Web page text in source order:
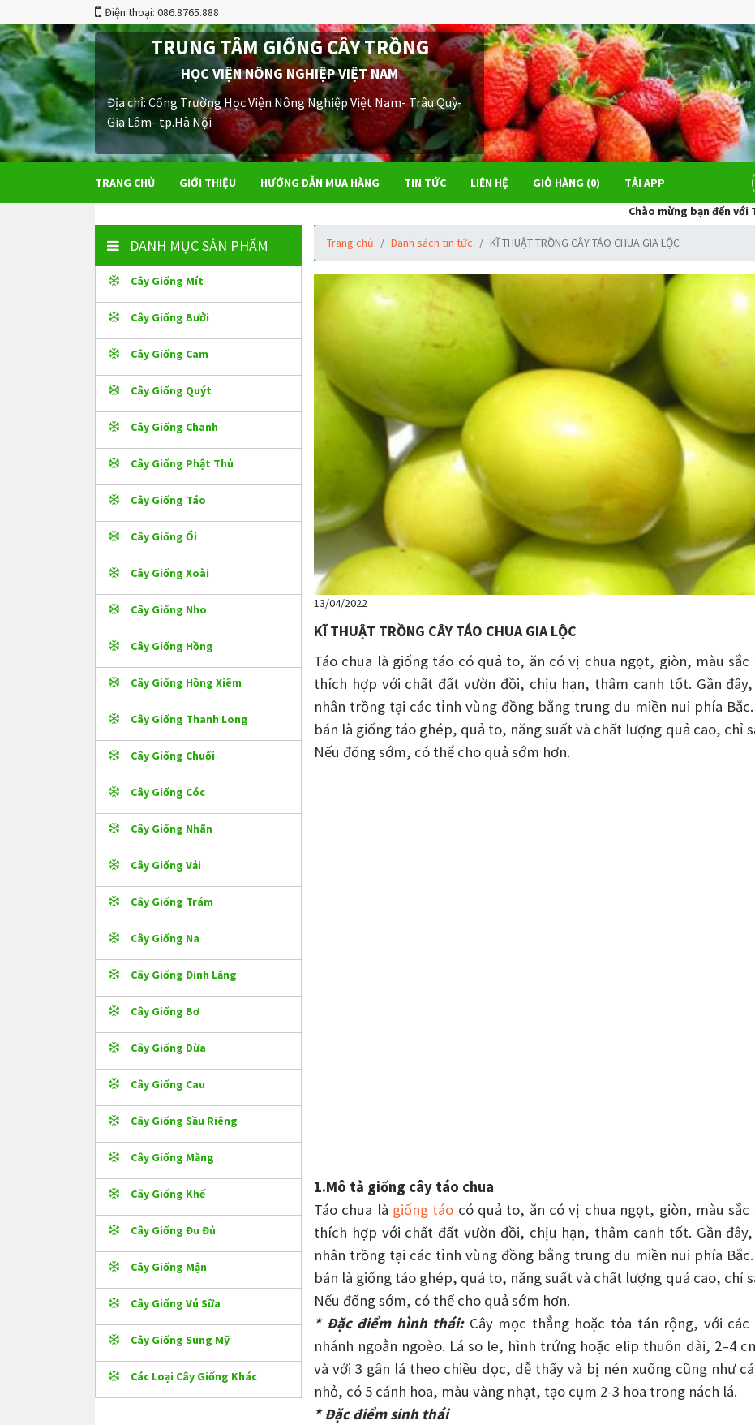
Điện thoại: 086.8765.888
TRUNG TÂM GIỐNG CÂY TRỒNG
HỌC VIỆN NÔNG NGHIỆP VIỆT NAM
Địa chỉ: Cổng Trường Học Viện Nông Nghiệp Việt Nam- Trâu Quỳ-
Gia Lâm- tp.Hà Nội
TRANG CHỦ GIỚI THIỆU HƯỚNG DẪN MUA HÀNG TIN TỨC LIÊN HỆ GIỎ HÀNG (0)
TẢI APP
Chào mừng bạn đến với Trung tâm
DANH MỤC SẢN PHẨM
Cây Giống Mít
Cây Giống Bưởi
Cây Giống Cam
Cây Giống Quýt
Cây Giống Chanh
Cây Giống Phật Thủ
Cây Giống Táo
Cây Giống Ổi
Cây Giống Xoài
Cây Giống Nho
Cây Giống Hồng
Cây Giống Hồng Xiêm
Cây Giống Thanh Long
Cây Giống Chuối
Cây Giống Cóc
Cây Giống Nhãn
Cây Giống Vải
Cây Giống Trám
Cây Giống Na
Cây Giống Đinh Lăng
Cây Giống Bơ
Cây Giống Dừa
Cây Giống Cau
Cây Giống Sầu Riêng
Cây Giống Măng
Cây Giống Khế
Cây Giống Đu Đủ
Cây Giống Mận
Cây Giống Vú Sữa
Cây Giống Sung Mỹ
Các Loại Cây Giống Khác
Trang chủ Danh sách tin tức KĨ THUẬT TRỒNG CÂY TÁO CHUA GIA LỘC
13/04/2022
KĨ THUẬT TRỒNG CÂY TÁO CHUA GIA LỘC
Táo chua là giống táo có quả to, ăn có vị chua ngọt, giòn, màu
thích hợp với chất đất vườn đồi, chịu hạn, thâm canh tốt. Gần
nhân trồng tại các tỉnh vùng đồng bằng trung du miền nui phía
bán là giống táo ghép, quả to, năng suất và chất lượng quả cao, chỉ
Nếu đống sớm, có thể cho quả sớm hơn.
1.Mô tả giống cây táo chua
Táo chua là giống táo có quả to, ăn có vị chua ngọt, giòn, màu
thích hợp với chất đất vườn đồi, chịu hạn, thâm canh tốt. Gần
nhân trồng tại các tỉnh vùng đồng bằng trung du miền nui phía
bán là giống táo ghép, quả to, năng suất và chất lượng quả cao, chỉ
Nếu đống sớm, có thể cho quả sớm hơn.
* Đặc điểm hình thái: Cây mọc thẳng hoặc tỏa tán rộng, với
nhánh ngoằn ngoèo. Lá so le, hình trứng hoặc elip thuôn dài, 2–4
và với 3 gân lá theo chiều dọc, dễ thấy và bị nén xuống cũng như
nhỏ, có 5 cánh hoa, màu vàng nhạt, tạo cụm 2-3 hoa trong nách lá.
* Đặc điểm sinh thái